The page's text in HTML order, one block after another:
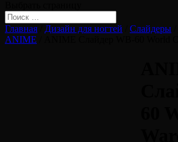
Главная Дизайн для ногтей Слайдеры
ANIME